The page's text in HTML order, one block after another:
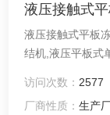
液压接触式
液压接触式平板
结机,液压平板式
平板速冻机适用
小包装等食品，
访问次数： 2577
厂商性质：生产